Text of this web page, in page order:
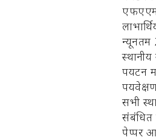
एफएएम
न्यूनतम
पर्यटन
सभी
संबंधित
पेप्पर